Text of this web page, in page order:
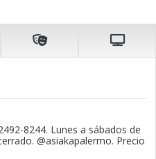
8244. Lunes a sábados de
@asiakapalermo. Precio